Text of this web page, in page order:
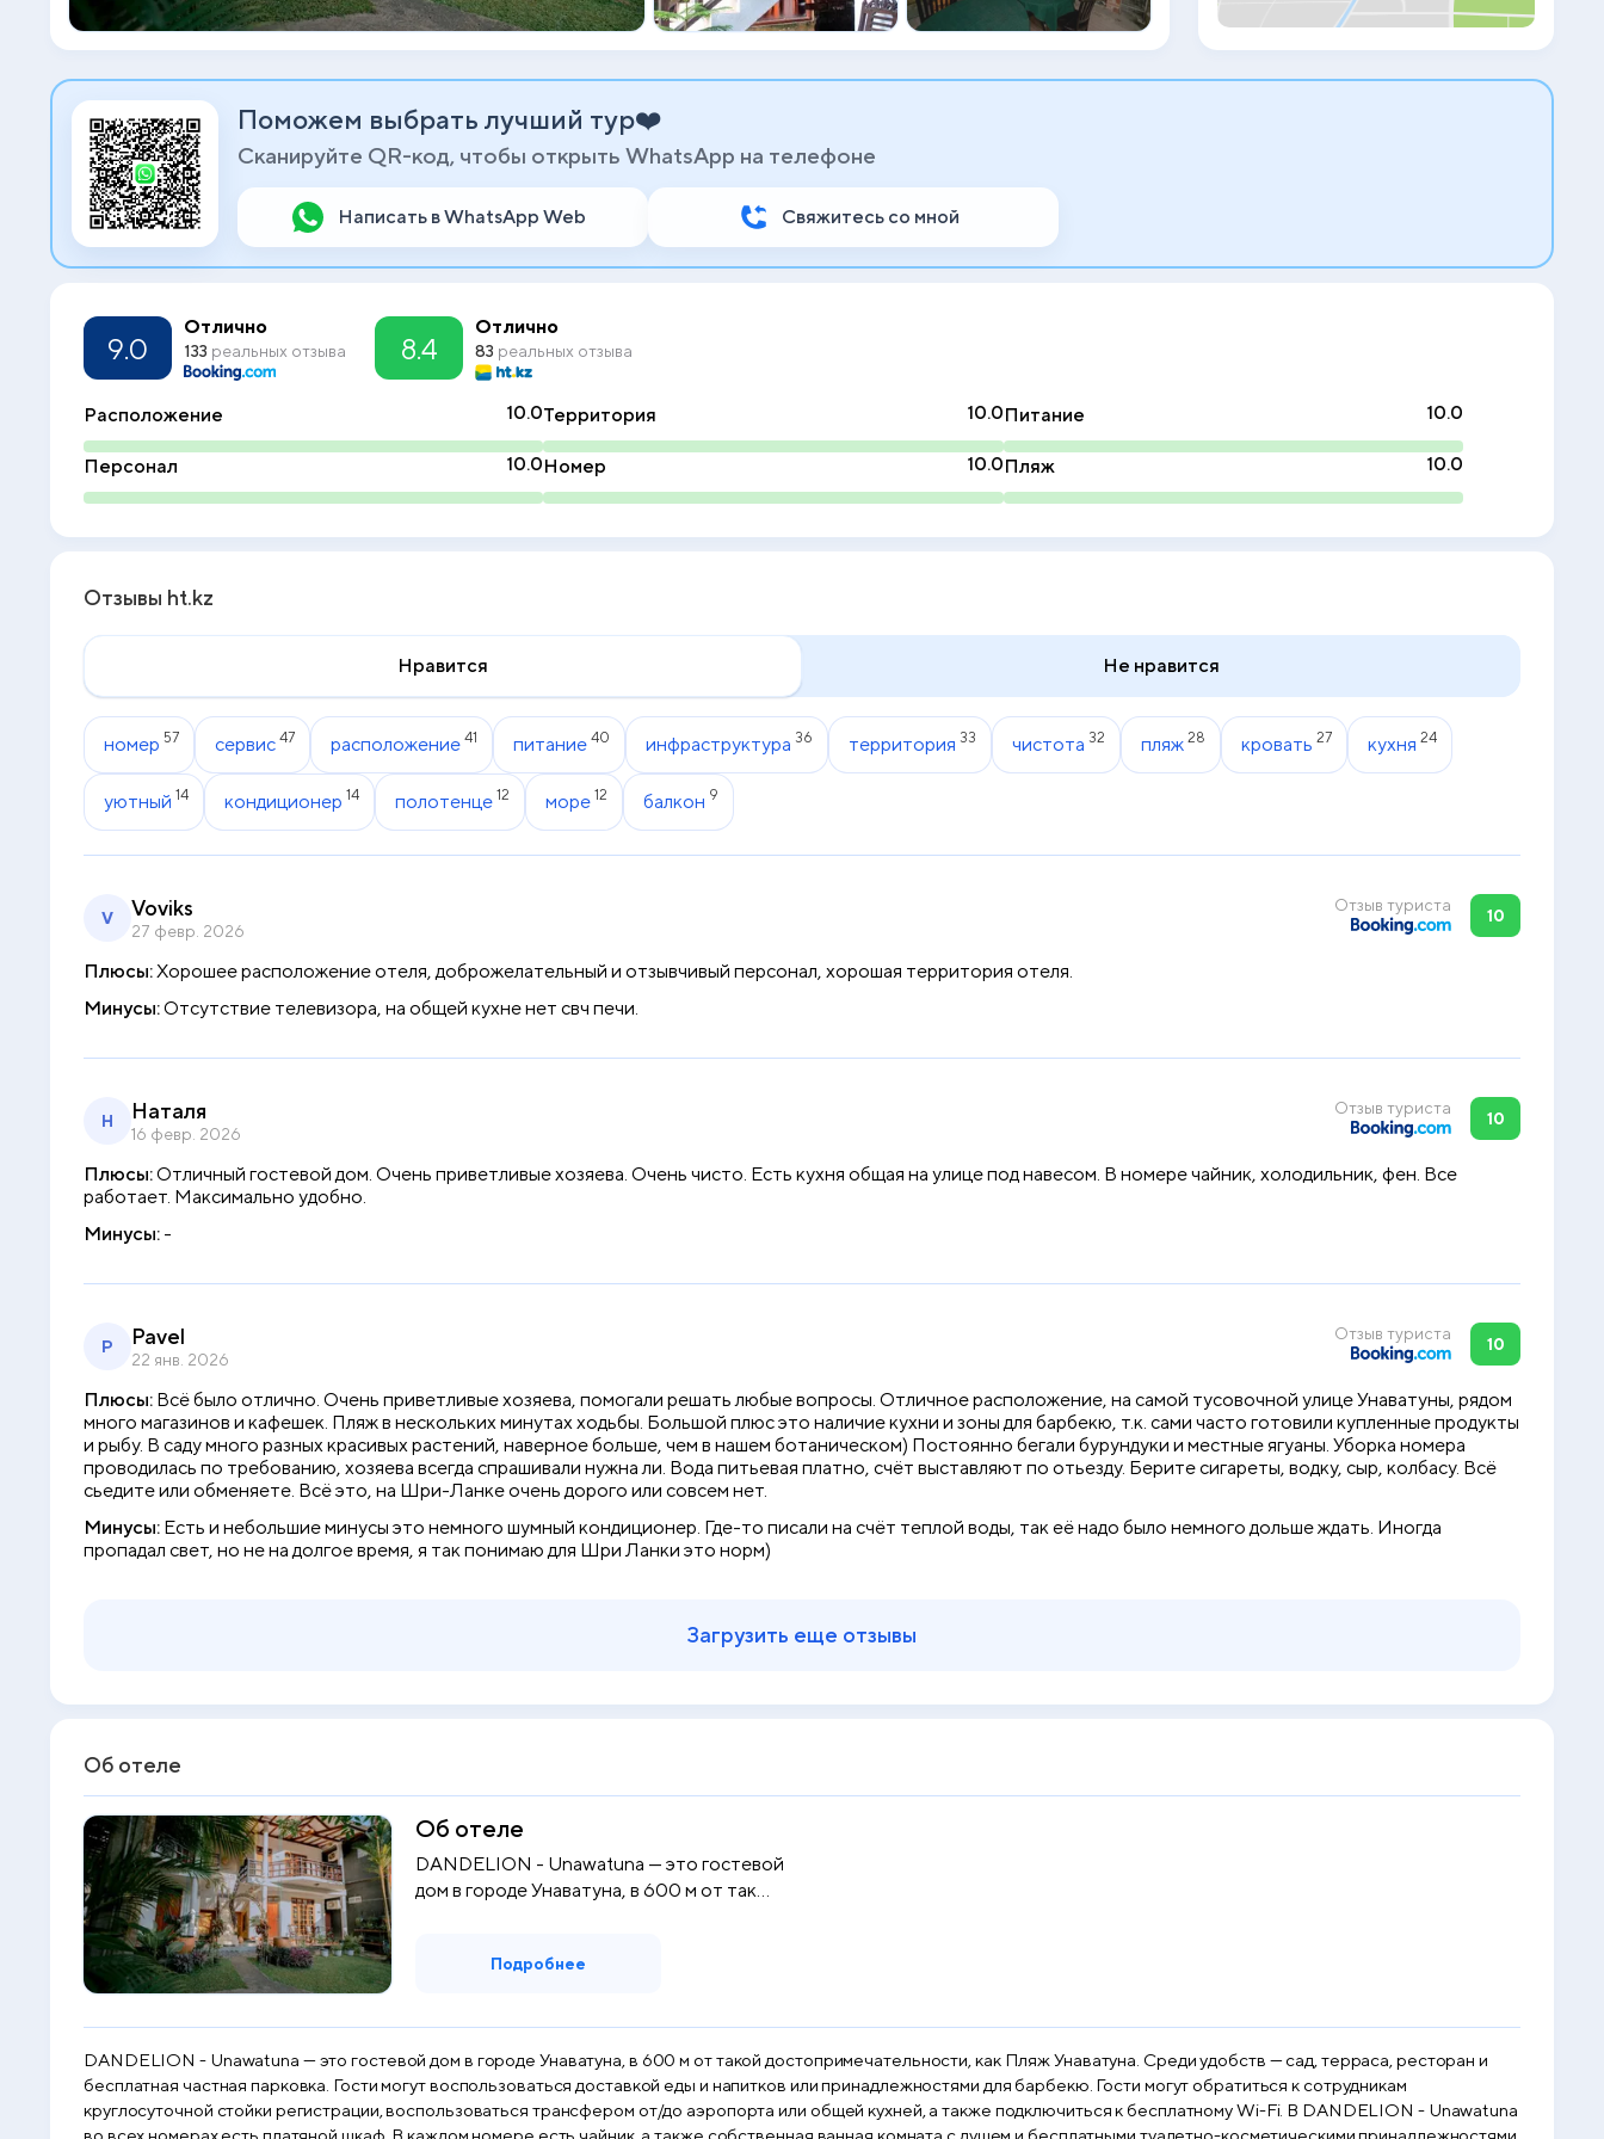
туалетно-косметическими
принадлежностями. В ряде номеров есть
мини-кухня с холодильником. В номерах
- Unawatuna располагается на
Поможем выбрать лучший тур❤️
Сканируйте QR-код, чтобы открыть WhatsApp на телефоне
Написать в WhatsApp Web Свяжитесь со мной
9.0
Отлично
133 реальных отзыва 8.4
Отлично
83 реальных отзыва
Расположение 10.0Территория 10.0Питание 10.0
Персонал 10.0Номер 10.0Пляж 10.0
Отзывы ht.kz
Нравится Не нравится
номер 57 сервис 47 расположение 41 питание 40 инфраструктура 36 территория 33 чистота 32 пляж 28 кровать 27 кухня 24
уютный 14 кондиционер 14 полотенце 12 море 12 балкон 9
V Voviks
27 февр. 2026
Отзыв туриста
10
Плюсы:Хорошее расположение отеля, доброжелательный и отзывчивый персонал, хорошая территория отеля.
Минусы:Отсутствие телевизора, на общей кухне нет свч печи.
Н Наталя
16 февр. 2026
Отзыв туриста
10
Плюсы:Отличный гостевой дом. Очень приветливые хозяева. Очень чисто. Есть кухня общая на улице под навесом. В номере чайник, холодильник, фен. Все
работает. Максимально удобно.
Минусы: -
P Pavel
22 янв. 2026
Отзыв туриста
10
Плюсы: Всё было отлично. Очень приветливые хозяева, помогали решать любые вопросы. Отличное расположение, на самой тусовочной улице Унаватуны, рядом
много магазинов и кафешек. Пляж в нескольких минутах ходьбы. Большой плюс это наличие кухни и зоны для барбекю, т.к. сами часто готовили купленные продукты
и рыбу. В саду много разных красивых растений, наверное больше, чем в нашем ботаническом) Постоянно бегали бурундуки и местные ягуаны. Уборка номера
проводилась по требованию, хозяева всегда спрашивали нужна ли. Вода питьевая платно, счёт выставляют по отьезду. Берите сигареты, водку, сыр, колбасу. Всё
сьедите или обменяете. Всё это, на Шри-Ланке очень дорого или совсем нет.
Минусы: Есть и небольшие минусы это немного шумный кондиционер. Где-то писали на счёт теплой воды, так её надо было немного дольше ждать. Иногда
пропадал свет, но не на долгое время, я так понимаю для Шри Ланки это норм)
Загрузить еще отзывы
Об отеле
Об отеле
DANDELION - Unawatuna — это гостевой
дом в городе Унаватуна, в 600 м от так...
Подробнее
DANDELION - Unawatuna — это гостевой дом в городе Унаватуна, в 600 м от такой достопримечательности, как Пляж Унаватуна. Среди удобств — сад, терраса, ресторан и
бесплатная частная парковка. Гости могут воспользоваться доставкой еды и напитков или принадлежностями для барбекю. Гости могут обратиться к сотрудникам
круглосуточной стойки регистрации, воспользоваться трансфером от/до аэропорта или общей кухней, а также подключиться к бесплатному Wi-Fi. В DANDELION - Unawatuna
во всех номерах есть платяной шкаф. В каждом номере есть чайник, а также собственная ванная комната с душем и бесплатными туалетно-косметическими принадлежностями.